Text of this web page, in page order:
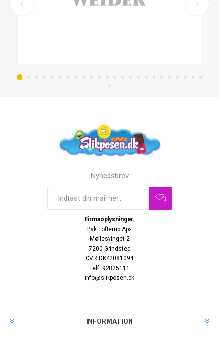
Nyhedsbrev
Firmaoplysninger.
Psk Tofterup Aps
Møllesvinget 2
7200 Grindsted
CVR DK42081094
Telf. 92825111
info@slikposen.dk
INFORMATION